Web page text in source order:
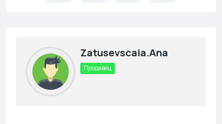
Zatusevscaia.ana
Продавец